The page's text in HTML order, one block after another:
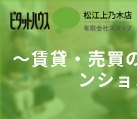
～賃貸・売買
ンシ